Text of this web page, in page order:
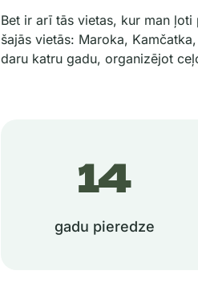
Bet ir arī tās vietas, kur man
šajās vietās: Maroka,
daru katru gadu, organizējot
20
gadu pieredze